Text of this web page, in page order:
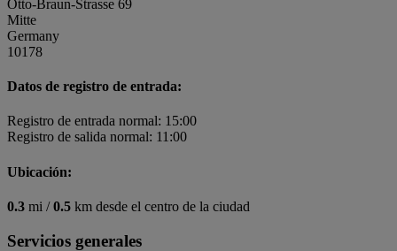
Otto-Braun-Strasse 69
Mitte
Germany
10178
Datos de registro de entrada:
Registro de entrada normal: 15:00
Registro de salida normal: 11:00
Ubicación:
0.3 mi /0.5 km desde el centro de la ciudad
Servicios generales